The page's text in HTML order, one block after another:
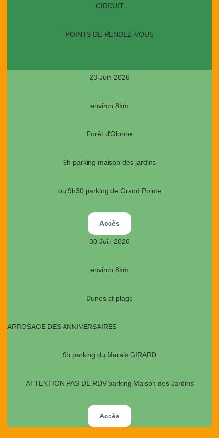
CIRCUIT
POINTS DE RENDEZ-VOUS
23 Juin 2026
environ 8km
Forêt d’Olonne
9h parking maison des jardins
ou 9h30 parking de Grand Pointe
Accès
30 Juin 2026
environ 8km
Dunes et plage
ARROSAGE DES ANNIVERSAIRES
9h parking du Marais GIRARD
ATTENTION PAS DE RDV parking Maison des Jardins
Accès